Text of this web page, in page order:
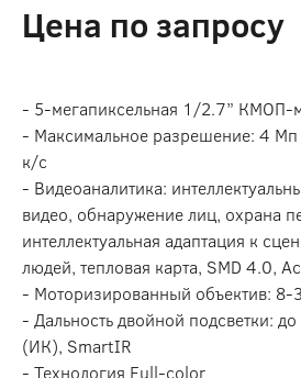
Цена по запросу
- 5-мегапиксельная 1/2.7” КМОП-
- Максимальное разрешение: 4
к/с
- Видеоаналитика:
видео, обнаружение лиц, охрана
интеллектуальная адаптация к
людей, тепловая карта, SMD 4.0,
- Моторизированный объектив: 8-
- Дальность двойной подсветки:
(ИК), SmartIR
- Технология Full-color